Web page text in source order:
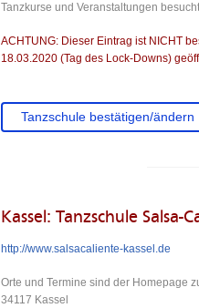
Tanzkurse und Veranstaltungen
ACHTUNG: Dieser Eintrag ist NICHT
18.03.2020 (Tag des Lock-Downs)
Tanzschule bestätigen/ändern
Kassel: Tanzschule Salsa-
http://www.salsacaliente-kassel.de
Orte und Termine sind der Homepage
34117 Kassel